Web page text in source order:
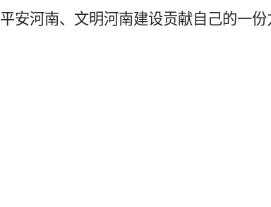
平安河南、文明河南建设贡献自己的一份